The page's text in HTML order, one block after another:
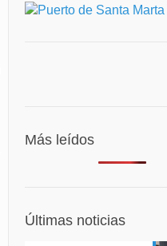
Más leídos
Últimas noticias